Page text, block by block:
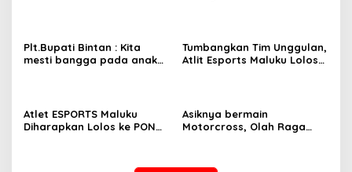
Plt.Bupati Bintan : Kita
mesti bangga pada anak
Tumbangkan Tim Unggulan,
Atlit Esports Maluku Lolos
Atlet ESPORTS Maluku
Diharapkan Lolos ke PON
Asiknya bermain
Motorcross, Olah Raga